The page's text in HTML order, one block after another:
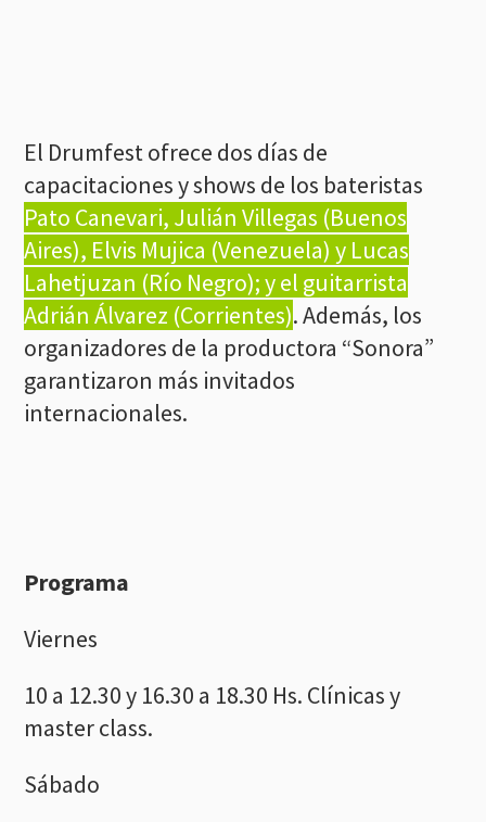
El Drumfest ofrece dos días de
capacitaciones y shows de los bateristas
Pato Canevari, Julián Villegas (Buenos
Aires), Elvis Mujica (Venezuela) y Lucas
Lahetjuzan (Río Negro); y el guitarrista
Adrián Álvarez (Corrientes). Además, los
organizadores de la productora “Sonora”
garantizaron más invitados
internacionales.
Programa
Viernes
10 a 12.30 y 16.30 a 18.30 Hs. Clínicas y
master class.
Sábado